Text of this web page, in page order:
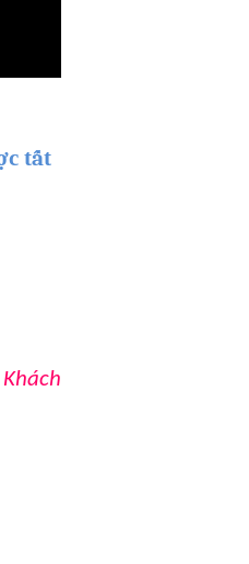
c tất